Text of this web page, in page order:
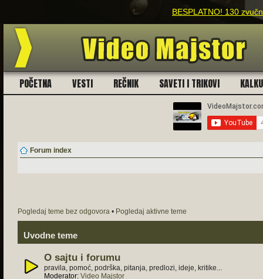
BESPLATNO! 130
POČETNA VESTI REČNIK SAVETI I TRIKOVI
Forum index
Pogledaj teme bez odgovora • Pogledaj aktivne teme
Uvodne teme
O sajtu i forumu
pravila, pomoć, podrška, pitanja, predlozi, ideje, kritike...
Moderator: Video Majstor